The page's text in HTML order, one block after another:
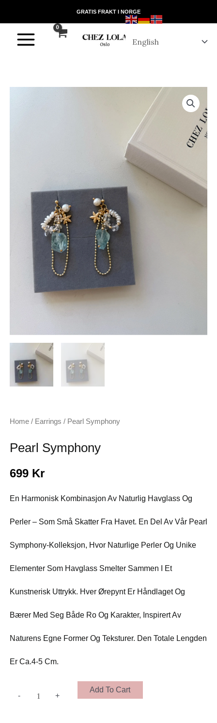
GRATIS FRAKT I NORGE
Account
Home / Earrings / Pearl Symphony
Pearl Symphony
699 Kr
En Harmonisk Kombinasjon Av Naturlig Havglass Og
Perler – Som Små Skatter Fra Havet. En Del Av Vår Pearl
Symphony-Kolleksjon, Hvor Naturlige Perler Og Unike
Elementer Som Havglass Smelter Sammen I Et
Kunstnerisk Uttrykk. Hver Ørepynt Er Håndlaget Og
Bærer Med Seg Både Ro Og Karakter, Inspirert Av
Naturens Egne Former Og Teksturer. Den Totale Lengden
Er Ca.4-5 Cm.
- +
Add To Cart